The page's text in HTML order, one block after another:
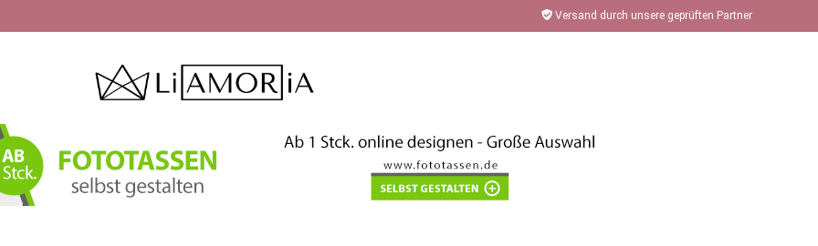
Versand durch unsere geprüften Partner